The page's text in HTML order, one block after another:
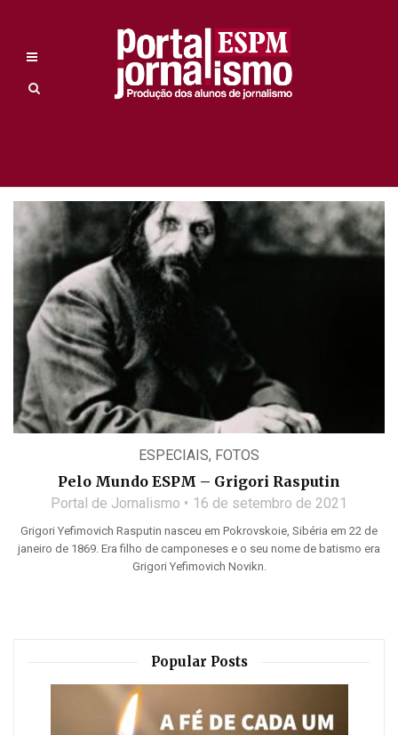
ESPECIAIS, FOTOS
Pelo Mundo ESPM – Grigori Rasputin
Portal de Jornalismo 16 de setembro de 2021
Grigori Yefimovich Rasputin nasceu em Pokrovskoie, Sibéria em 22 de
janeiro de 1869. Era filho de camponeses e o seu nome de batismo era
Grigori Yefimovich Novikn.
Popular Posts